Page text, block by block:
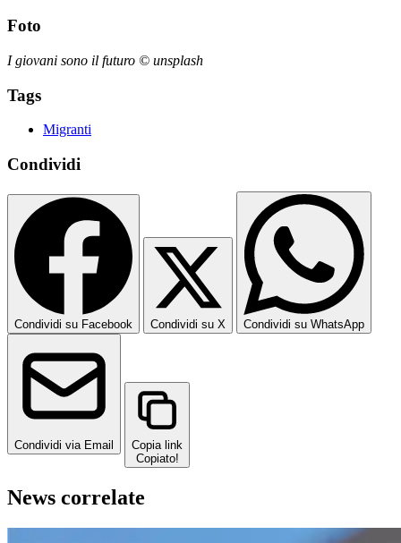
Foto
I giovani sono il futuro © unsplash
Tags
Migranti
Condividi
Condividi su Facebook Condividi su X Condividi su WhatsApp
Condividi via Email
Copia link
Copiato!
News correlate